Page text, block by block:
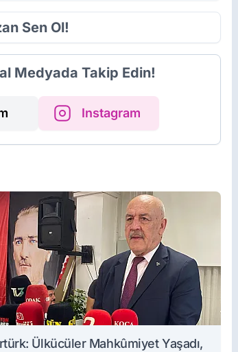
Sen Ol!
Medyada Takip Edin!
Instagram
Ülkücüler Mahkûmiyet Yaşadı,